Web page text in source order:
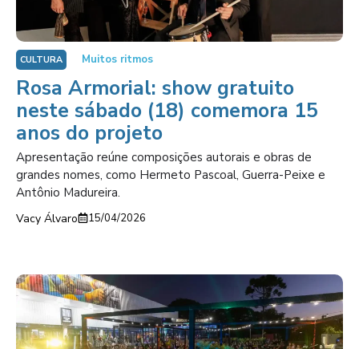
CULTURA Muitos ritmos
Rosa Armorial: show gratuito
neste sábado (18) comemora 15
anos do projeto
Apresentação reúne composições autorais e obras de
grandes nomes, como Hermeto Pascoal, Guerra-Peixe e
Antônio Madureira.
Vacy Álvaro 15/04/2026